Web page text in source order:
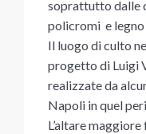
soprattutto dalle
policromi e
Il luogo di culto
progetto di Luigi
realizzate da
Napoli in quel
L’altare